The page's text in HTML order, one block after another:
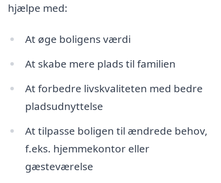
hjælpe med:
At øge boligens værdi
At skabe mere plads til familien
At forbedre livskvaliteten med bedre
pladsudnyttelse
At tilpasse boligen til ændrede behov,
f.eks. hjemmekontor eller
gæsteværelse